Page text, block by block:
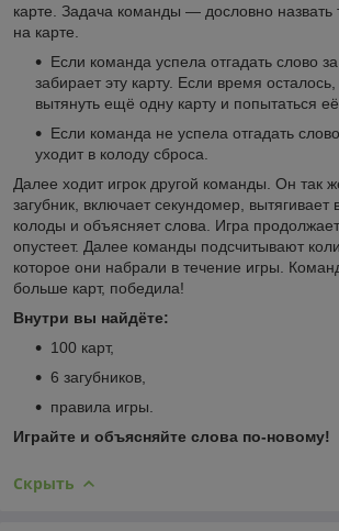
карте. Задача команды — дословно назвать
на карте.
Если команда успела отгадать слово
забирает эту карту. Если время
вытянуть ещё одну карту и попытаться
Если команда не успела отгадать
уходит в колоду сброса.
Далее ходит игрок другой команды. Он так
загубник, включает секундомер, вытягивает
колоды и объясняет слова. Игра
опустеет. Далее команды подсчитывают
которое они набрали в течение игры.
больше карт, победила!
Внутри вы найдёте:
100 карт,
6 загубников,
правила игры.
Играйте и объясняйте слова по-новому!
Скрыть